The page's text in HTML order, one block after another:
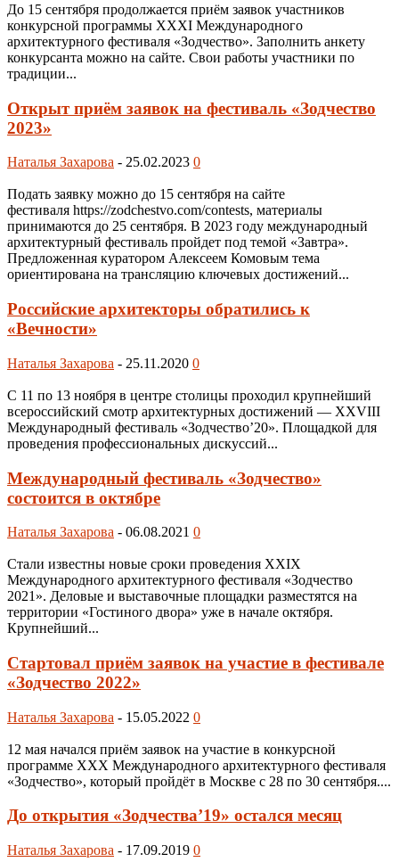
До 15 сентября продолжается приём заявок участников
конкурсной программы XXXI Международного
архитектурного фестиваля «Зодчество». Заполнить анкету
конкурсанта можно на сайте. Свои работы участники по
традиции...
Открыт приём заявок на фестиваль «Зодчество
2023»
Наталья Захарова - 25.02.2023 0
Подать заявку можно до 15 сентября на сайте
фестиваля https://zodchestvo.com/contests, материалы
принимаются до 25 сентября. В 2023 году международный
архитектурный фестиваль пройдет под темой «Завтра».
Предложенная куратором Алексеем Комовым тема
ориентирована на трансляцию ключевых достижений...
Российские архитекторы обратились к
«Вечности»
Наталья Захарова - 25.11.2020 0
С 11 по 13 ноября в центре столицы проходил крупнейший
всероссийский смотр архитектурных достижений — XXVIII
Международный фестиваль «Зодчество’20». Площадкой для
проведения профессиональных дискуссий...
Международный фестиваль «Зодчество»
состоится в октябре
Наталья Захарова - 06.08.2021 0
Стали известны новые сроки проведения XXIX
Международного архитектурного фестиваля «Зодчество
2021». Деловые и выставочные площадки разместятся на
территории «Гостиного двора» уже в начале октября.
Крупнейший...
Стартовал приём заявок на участие в фестивале
«Зодчество 2022»
Наталья Захарова - 15.05.2022 0
12 мая начался приём заявок на участие в конкурсной
программе XXX Международного архитектурного фестиваля
«Зодчество», который пройдёт в Москве с 28 по 30 сентября....
До открытия «Зодчества’19» остался месяц
Наталья Захарова - 17.09.2019 0